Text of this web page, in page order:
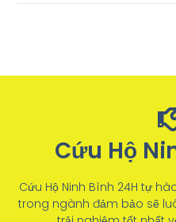
Cứu Hộ
Cứu Hộ Ninh Bình 24H tự
trong ngành đảm bảo sẽ